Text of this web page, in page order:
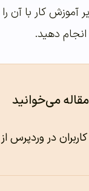
آموزش کار با آن
دهید.
می‌خوانید
در وردپرس